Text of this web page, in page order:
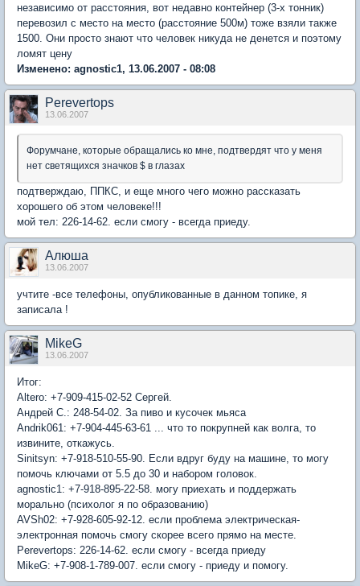
независимо от расстояния, вот недавно контейнер (3-х тонник)
перевозил с место на место (расстояние 500м) тоже взяли также
1500. Они просто знают что человек никуда не денется и поэтому
ломят цену
Изменено: agnostic1, 13.06.2007 - 08:08
Perevertops
13.06.2007
Форумчане, которые обращались ко мне, подтвердят что у меня
нет светящихся значков $ в глазах
подтверждаю, ППКС, и еще много чего можно рассказать
хорошего об этом человеке!!!
мой тел: 226-14-62. если смогу - всегда приеду.
Алюша
13.06.2007
учтите -все телефоны, опубликованные в данном топике, я
записала !
MikeG
13.06.2007
Итог:
Altero: +7-909-415-02-52 Сергей.
Андрей С.: 248-54-02. За пиво и кусочек мьяса
Andrik061: +7-904-445-63-61 ... что то покрупней как волга, то
извините, откажусь.
Sinitsyn: +7-918-510-55-90. Если вдруг буду на машине, то могу
помочь ключами от 5.5 до 30 и набором головок.
agnostic1: +7-918-895-22-58. могу приехать и поддержать
морально (психолог я по образованию)
AVSh02: +7-928-605-92-12. если проблема электрическая-
электронная помочь смогу скорее всего прямо на месте.
Perevertops: 226-14-62. если смогу - всегда приеду
MikeG: +7-908-1-789-007. если смогу - приеду и помогу.